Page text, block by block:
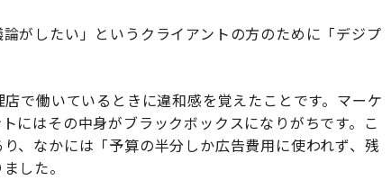
がしたい」というクライアントの方のために「デジプ
で働いているときに違和感を覚えたことです。マーケ
にはその中身がブラックボックスになりがちです。こ
、なかには「予算の半分しか広告費用に使われず、残
した。